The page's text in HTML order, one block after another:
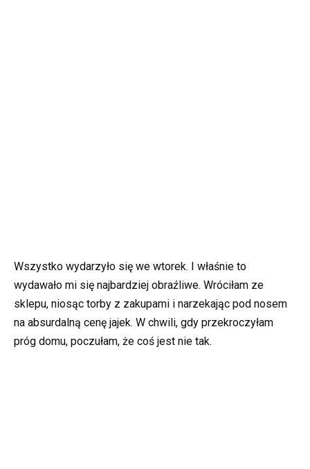
Wszystko wydarzyło się we wtorek. I właśnie to
wydawało mi się najbardziej obraźliwe. Wróciłam ze
sklepu, niosąc torby z zakupami i narzekając pod nosem
na absurdalną cenę jajek. W chwili, gdy przekroczyłam
próg domu, poczułam, że coś jest nie tak.